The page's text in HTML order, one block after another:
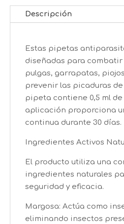
125MLDescripción
Estas pipetas
diseñadas para
pulgas, garrapatas,
prevenir las picaduras de
pipeta contiene 0,5 ml de
aplicación proporciona
continua durante 30 días.
Ingredientes Activos
El producto utiliza una
ingredientes naturales
seguridad y eficacia.
Margosa: Actúa como
eliminando insectos